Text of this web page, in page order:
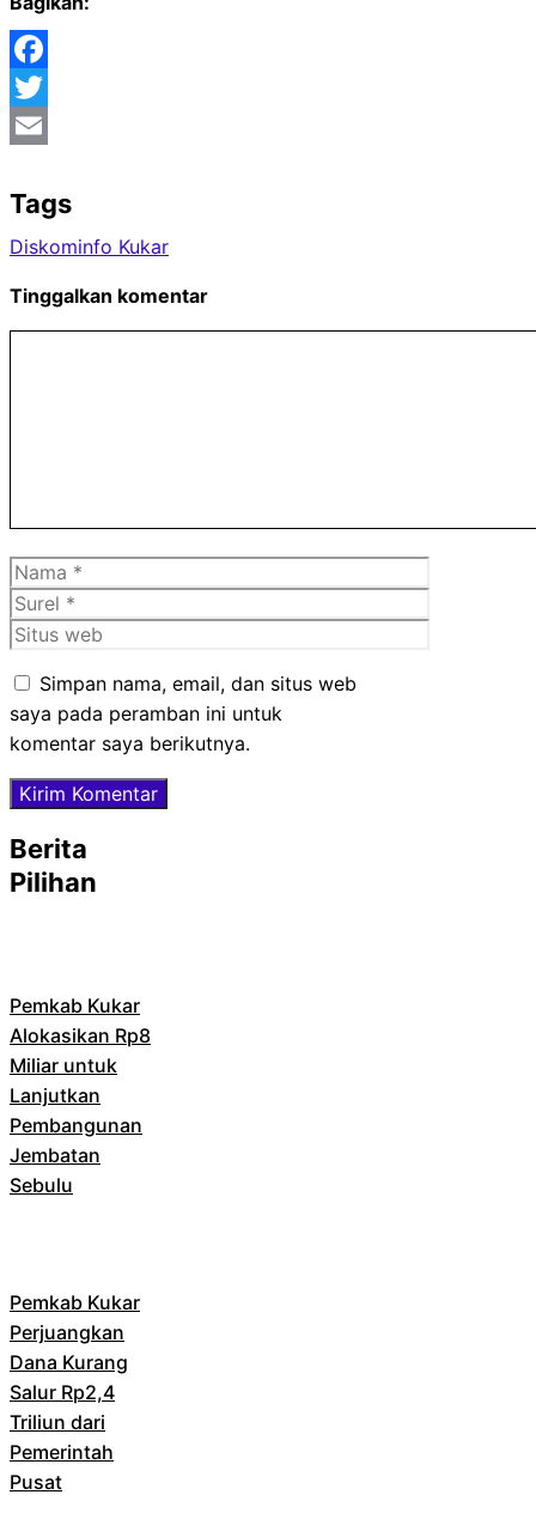
Facebook
Twitter
Tags
Diskominfo Kukar
Tinggalkan komentar
Nama
Surel
Situs
Simpan nama, email, dan situs web
saya pada peramban ini untuk
komentar saya berikutnya.
Berita
Pilihan
Pemkab Kukar
Alokasikan Rp8
Miliar untuk
Lanjutkan
Pembangunan
Jembatan
Sebulu
Pemkab Kukar
Perjuangkan
Dana Kurang
Salur Rp2,4
Triliun dari
Pemerintah
Pusat